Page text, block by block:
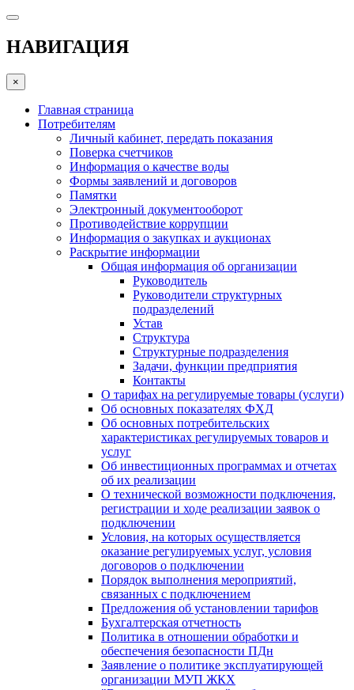
НАВИГАЦИЯ
×
Главная страница
Потребителям
Личный кабинет, передать показания
Поверка счетчиков
Информация о качестве воды
Формы заявлений и договоров
Памятки
Электронный документооборот
Противодействие коррупции
Информация о закупках и аукционах
Раскрытие информации
Общая информация об организации
Руководитель
Руководители структурных
подразделений
Устав
Структура
Структурные подразделения
Задачи, функции предприятия
Контакты
О тарифах на регулируемые товары (услуги)
Об основных показателях ФХД
Об основных потребительских
характеристиках регулируемых товаров и
услуг
Об инвестиционных программах и отчетах
об их реализации
О технической возможности подключения,
регистрации и ходе реализации заявок о
подключении
Условия, на которых осуществляется
оказание регулируемых услуг, условия
договоров о подключении
Порядок выполнения мероприятий,
связанных с подключением
Предложения об установлении тарифов
Бухгалтерская отчетность
Политика в отношении обработки и
обеспечения безопасности ПДн
Заявление о политике эксплуатирующей
организации МУП ЖКХ